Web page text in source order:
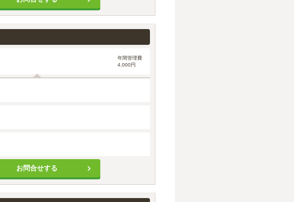
年間管理費
4,000円
お問合せする